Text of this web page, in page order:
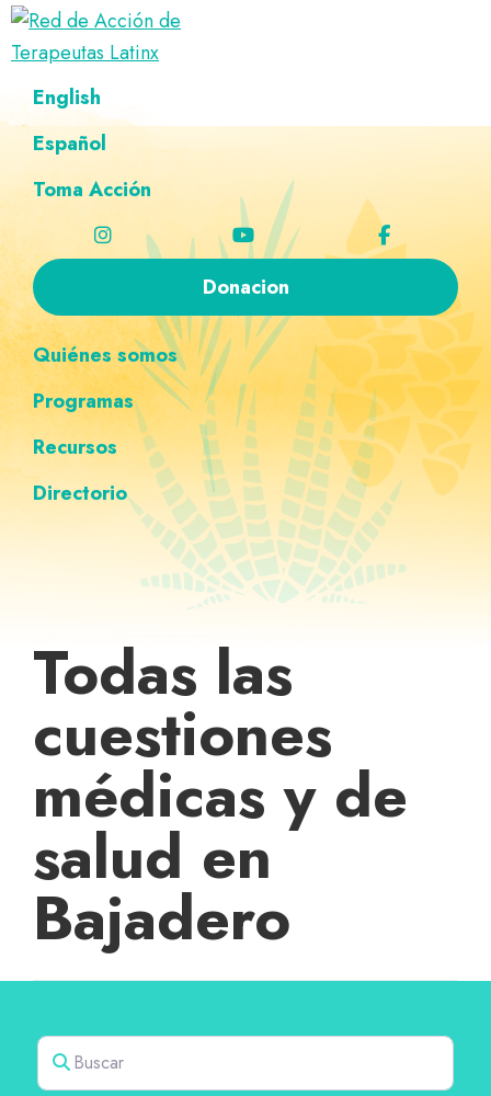
Saltar
navegación
principal
Ir
al
principal
Saltar
al
página
Saltar
navegación
personalizada
Red
de
Acción
de
Latinx
Directorio
terapeutas
Latinx
English
Español
Toma Acción
Donacion
Quiénes somos
Programas
Recursos
Directorio
Todas las
cuestiones
médicas y de
salud en
Bajadero
Buscar